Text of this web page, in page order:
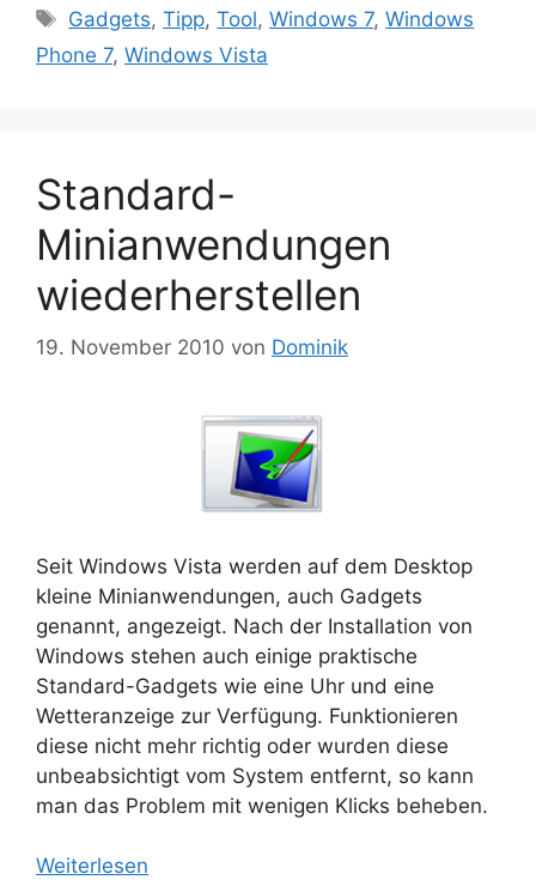
Schlagwörter
Gadgets,Tipp,Tool,Windows 7,Windows
Phone 7, Windows Vista
Standard-
Minianwendungen
wiederherstellen
19. November 2010 von Dominik
Seit Windows Vista werden auf dem Desktop
kleine Minianwendungen, auch Gadgets
genannt, angezeigt. Nach der Installation von
Windows stehen auch einige praktische
Standard-Gadgets wie eine Uhr und eine
Wetteranzeige zur Verfügung. Funktionieren
diese nicht mehr richtig oder wurden diese
unbeabsichtigt vom System entfernt, so kann
man das Problem mit wenigen Klicks beheben.
Weiterlesen